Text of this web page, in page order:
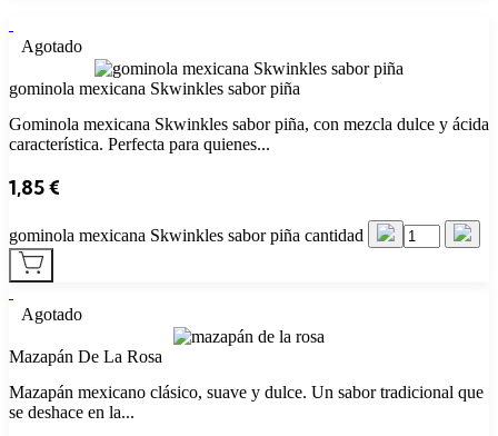
Agotado
gominola mexicana Skwinkles sabor piña
Gominola mexicana Skwinkles sabor piña, con mezcla dulce y ácida
característica. Perfecta para quienes...
1,85€
gominola mexicana Skwinkles sabor piña cantidad
Agotado
Mazapán De La Rosa
Mazapán mexicano clásico, suave y dulce. Un sabor tradicional que
se deshace en la...